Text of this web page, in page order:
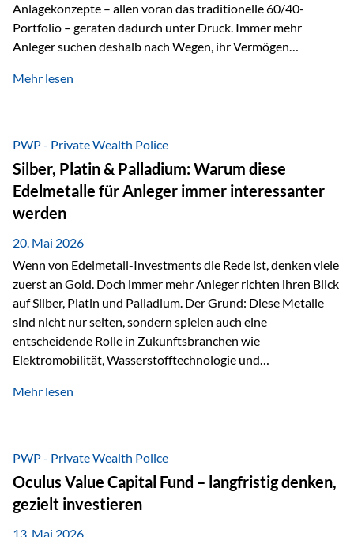
Anlagekonzepte – allen voran das traditionelle 60/40-
Portfolio – geraten dadurch unter Druck. Immer mehr
Anleger suchen deshalb nach Wegen, ihr Vermögen
Unsicherheit abzusichern. Genau hier rücken reale und
monetäre Rolle zurück Gold erlebt derzeit eine
bemerkenswerte Renaissance als monetärer Wertspeicher.
Treiber sind Rekordkäufe der Zentralbanken, geopolitische
Spannungen und ein schleichender Vertrauensverlust in
ungedeckte Papierwährungen. Wie groß dieser
Vertrauensverlust ausfällt, zeigt ein nüchterner
Mehr lesen
PWP - Private Wealth Police
Silber, Platin & Palladium: Warum diese
Edelmetalle für Anleger immer interessanter
werden
20. Mai 2026
Wenn von Edelmetall-Investments die Rede ist, denken viele
zuerst an Gold. Doch immer mehr Anleger richten ihren Blick
auf Silber, Platin und Palladium. Der Grund: Diese Metalle
sind nicht nur selten, sondern spielen auch eine
entscheidende Rolle in Zukunftsbranchen wie
Elektromobilität, Wasserstofftechnologie und
Faktoren für Investoren – begrenztes Angebot und
klassischer „Sicherheitsanker“ gilt, bieten Silber, Platin und
Palladium zusätzlich die Chance, von technologischen
Entwicklungen zu profitieren. Die Nachfrage entsteht nicht
nur durch Anleger, sondern vor allem durch die Industrie.
Gerade in…
Mehr lesen
PWP - Private Wealth Police
Oculus Value Capital Fund – langfristig denken,
gezielt investieren
13. Mai 2026